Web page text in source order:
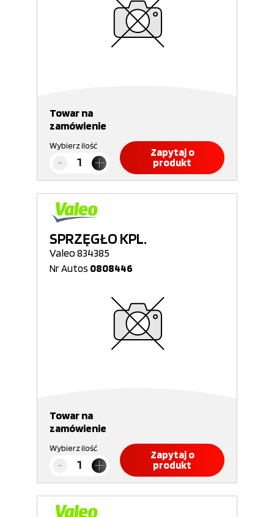
Towar na
zamówienie
Wybierz ilość
Zapytaj o
produkt
SPRZĘGŁO KPL.
Valeo 834385
Nr Autos 0808446
Towar na
zamówienie
Wybierz ilość
Zapytaj o
produkt